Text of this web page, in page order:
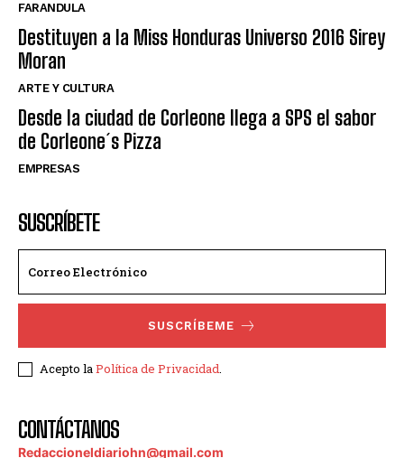
FARANDULA
Destituyen a la Miss Honduras Universo 2016 Sirey
Moran
ARTE Y CULTURA
Desde la ciudad de Corleone llega a SPS el sabor
de Corleone´s Pizza
EMPRESAS
SUSCRÍBETE
SUSCRÍBEME
Acepto laPolítica de Privacidad.
CONTÁCTANOS
Redaccioneldiariohn@gmail.com